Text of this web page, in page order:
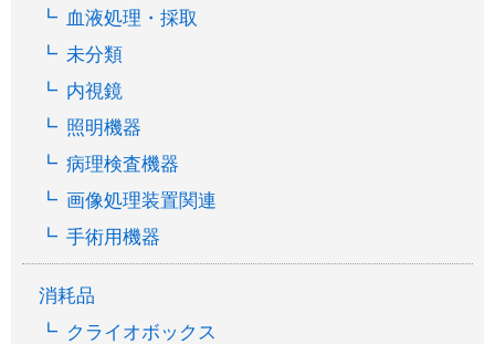
血液処理・採取
未分類
内視鏡
照明機器
病理検査機器
画像処理装置関連
手術用機器
消耗品
クライオボックス